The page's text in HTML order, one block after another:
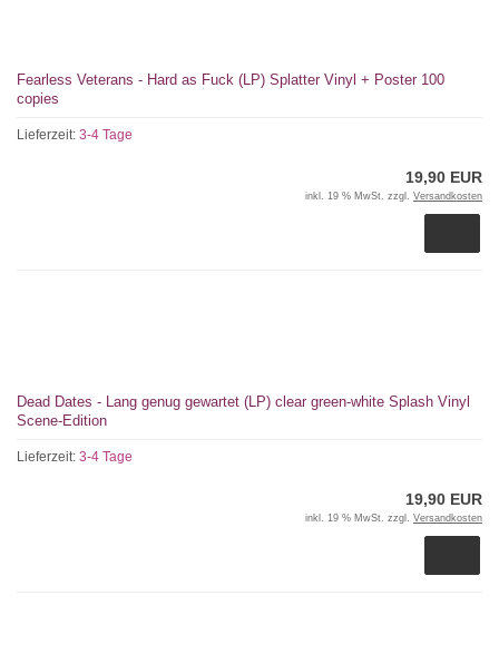
Fearless Veterans - Hard as Fuck (LP) Splatter Vinyl + Poster 100
copies
Lieferzeit: 3-4 Tage
19,90 EUR
inkl. 19 % MwSt. zzgl. Versandkosten
Dead Dates - Lang genug gewartet (LP) clear green-white Splash Vinyl
Scene-Edition
Lieferzeit: 3-4 Tage
19,90 EUR
inkl. 19 % MwSt. zzgl. Versandkosten